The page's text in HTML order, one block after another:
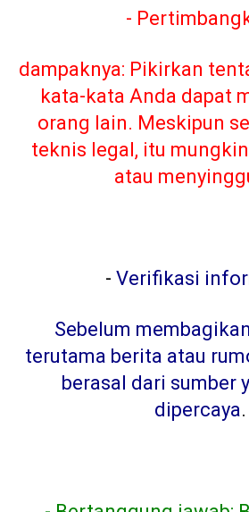
-
dampaknya: Pikirkan
kata-kata Anda dapat
orang lain. Meskipun
teknis legal, itu
atau
- Verifikasi
Sebelum
terutama berita atau
berasal dari sumber
dipercaya.